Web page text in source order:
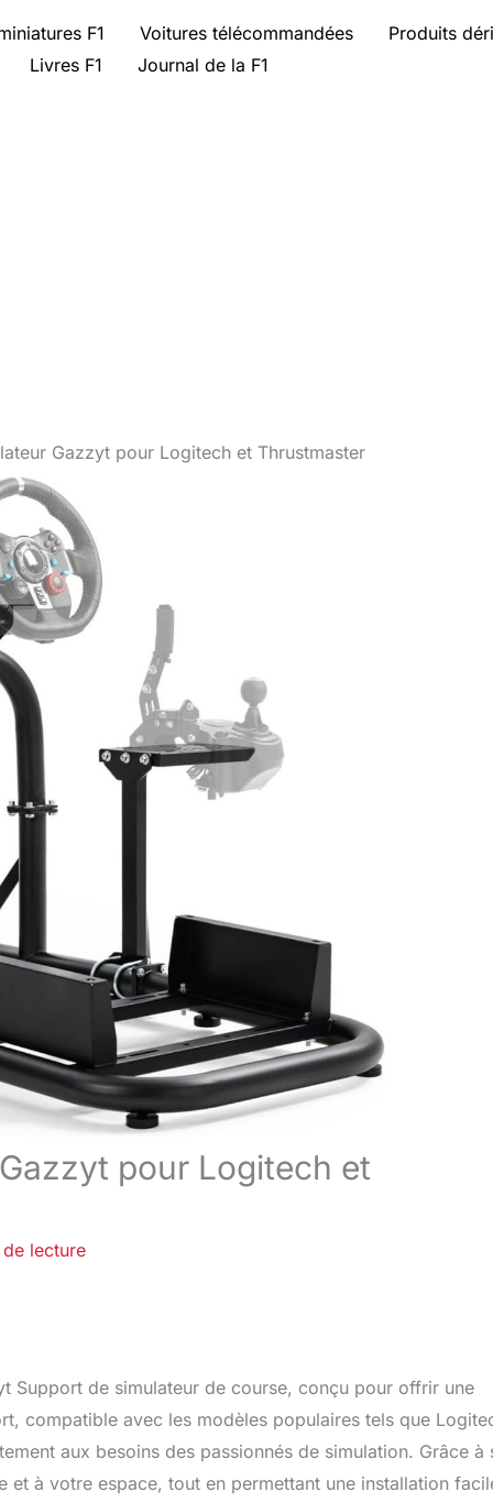
F1 Voitures télécommandées
Produits
Livres F1
Journal de la F1
Gazzyt pour Logitech et Thrustmaster
pour Logitech et
lecture
Support de simulateur de course, conçu pour offrir une
compatible avec les modèles populaires tels que
aux besoins des passionnés de simulation. Grâce à
à votre espace, tout en permettant une installation